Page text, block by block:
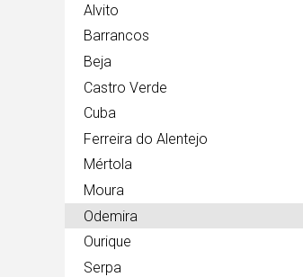
Alvito
Barrancos
Beja
Castro Verde
Cuba
Ferreira do Alentejo
Mértola
Moura
Odemira
Ourique
Serpa